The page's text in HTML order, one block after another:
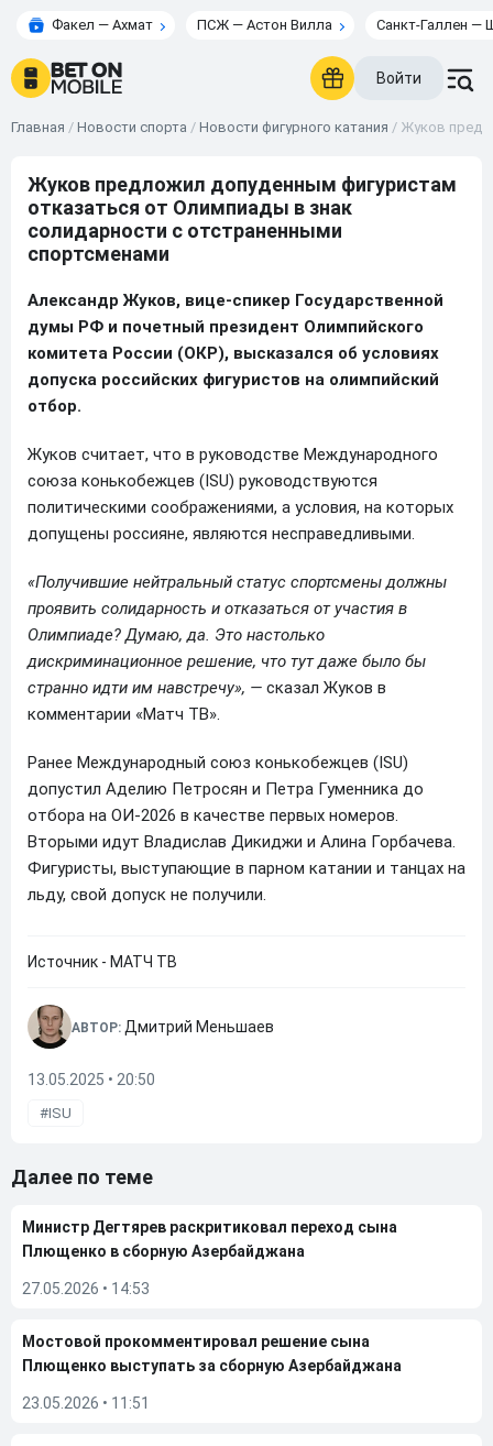
Факел — Ахмат ПСЖ — Астон Вилла Санкт-Галлен —
Войти
Главная / Новости спорта / Новости фигурного катания / Жуков
Жуков предложил допуденным фигуристам
отказаться от Олимпиады в знак
солидарности с отстраненными
спортсменами
Александр Жуков, вице-спикер Государственной
думы РФ и почетный президент Олимпийского
комитета России (ОКР), высказался об условиях
допуска российских фигуристов на олимпийский
отбор.
Жуков считает, что в руководстве Международного
союза конькобежцев (ISU) руководствуются
политическими соображениями, а условия, на которых
допущены россияне, являются несправедливыми.
«Получившие нейтральный статус спортсмены должны
проявить солидарность и отказаться от участия в
Олимпиаде? Думаю, да. Это настолько
дискриминационное решение, что тут даже было бы
странно идти им навстречу», — сказал Жуков в
комментарии «Матч ТВ».
Ранее Международный союз конькобежцев (ISU)
допустил Аделию Петросян и Петра Гуменника до
отбора на ОИ-2026 в качестве первых номеров.
Вторыми идут Владислав Дикиджи и Алина Горбачева.
Фигуристы, выступающие в парном катании и танцах на
льду, свой допуск не получили.
Источник - МАТЧ ТВ
АВТОР: Дмитрий Меньшаев
13.05.2025 • 20:50
ISU
Далее по теме
Министр Дегтярев раскритиковал переход сына
Плющенко в сборную Азербайджана
27.05.2026 • 14:53
Мостовой прокомментировал решение сына
Плющенко выступать за сборную Азербайджана
23.05.2026 • 11:51